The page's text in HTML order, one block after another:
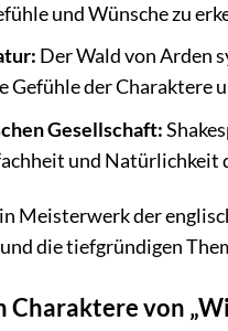
und Wünsche zu
Der Wald von Arden
Gefühle der Charaktere
Gesellschaft:
und Natürlichkeit
Meisterwerk der
die tiefgründigen
Charaktere von